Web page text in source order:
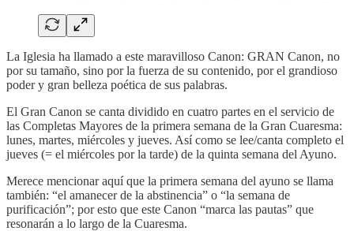
La Iglesia ha llamado a este maravilloso Canon: GRAN Canon, no
por su tamaño, sino por la fuerza de su contenido, por el grandioso
poder y gran belleza poética de sus palabras.
El Gran Canon se canta dividido en cuatro partes en el servicio de
las Completas Mayores de la primera semana de la Gran Cuaresma:
lunes, martes, miércoles y jueves. Así como se lee/canta completo el
jueves (= el miércoles por la tarde) de la quinta semana del Ayuno.
Merece mencionar aquí que la primera semana del ayuno se llama
también: “el amanecer de la abstinencia” o “la semana de
purificación”; por esto que este Canon “marca las pautas” que
resonarán a lo largo de la Cuaresma.